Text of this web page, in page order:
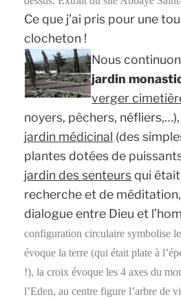
Ce que j’ai pris pour une
clocheton !
Nous
jardin
verger
noyers, pêchers,
jardin médicinal (des
plantes dotées de
jardin des senteursqui
recherche et de
dialogue entre Dieu et
configuration circulaire symbolise
évoque la terre (qui était plate à
!), la croix évoque les 4 axes du
l’Eden, au centre figure l’arbre de